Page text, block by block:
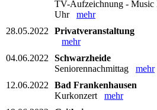
TV-Aufzeichnung -
Uhr mehr
28.05.2022
Privatveranstaltung
mehr
04.06.2022
Schwarzheide
Seniorennachmittag mehr
12.06.2022
Bad Frankenhausen
Kurkonzert mehr